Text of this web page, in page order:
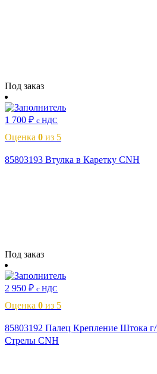
Под заказ
1 700 ₽ с НДС
Оценка 0 из 5
85803193 Втулка в Каретку CNH
Под заказ
2 950 ₽ с НДС
Оценка 0 из 5
85803192 Палец Крепление Штока
Стрелы CNH